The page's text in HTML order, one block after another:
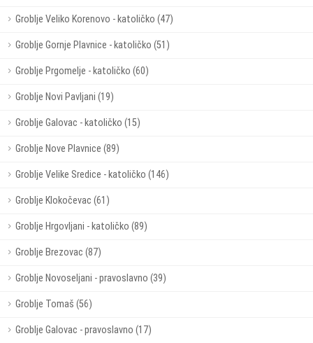
Groblje Veliko Korenovo - katoličko (47)
Groblje Gornje Plavnice - katoličko (51)
Groblje Prgomelje - katoličko (60)
Groblje Novi Pavljani (19)
Groblje Galovac - katoličko (15)
Groblje Nove Plavnice (89)
Groblje Velike Sredice - katoličko (146)
Groblje Klokočevac (61)
Groblje Hrgovljani - katoličko (89)
Groblje Brezovac (87)
Groblje Novoseljani - pravoslavno (39)
Groblje Tomaš (56)
Groblje Galovac - pravoslavno (17)